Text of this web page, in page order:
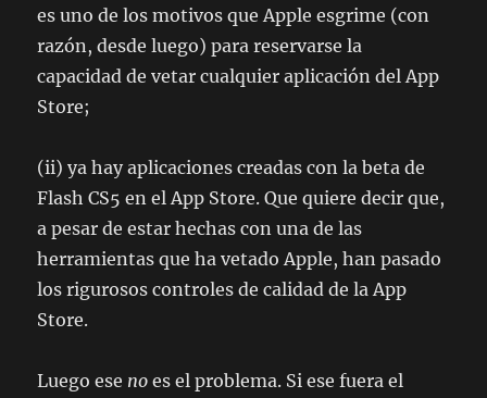
es uno de los motivos que Apple esgrime (con
razón, desde luego) para reservarse la
capacidad de vetar cualquier aplicación del App
Store;
(ii) ya hay aplicaciones creadas con la beta de
Flash CS5 en el App Store. Que quiere decir que,
a pesar de estar hechas con una de las
herramientas que ha vetado Apple, han pasado
los rigurosos controles de calidad de la App
Store.
Luego ese no es el problema. Si ese fuera el